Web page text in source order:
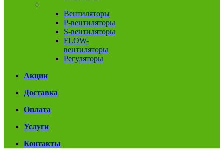
Вентиляторы
P-вентиляторы
S-вентиляторы
FLOW-
вентиляторы
Регуляторы
Акции
Доставка
Оплата
Услуги
Контакты